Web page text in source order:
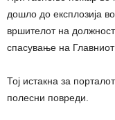
дошло до експлозија
вршителот на
спасување на
Тој истакна за
полесни повреди.